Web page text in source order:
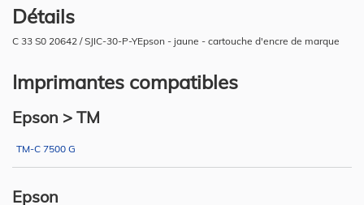
Détails
C 33 S0 20642 / SJIC-30-P-YEpson - jaune - cartouche d'encre de marque
Imprimantes compatibles
Epson > TM
TM-C 7500 G
Epson